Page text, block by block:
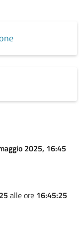
2025, 16:45
alle ore 16:45:25